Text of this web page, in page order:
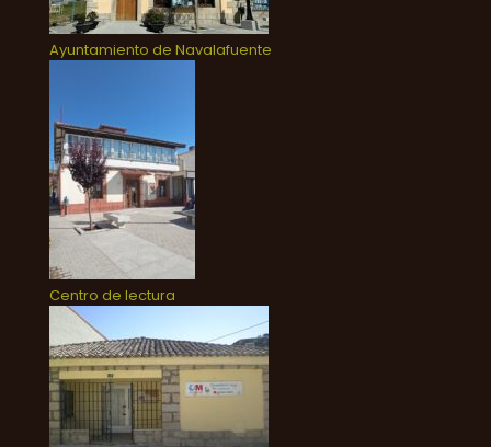
Ayuntamiento de Navalafuente
Centro de lectura